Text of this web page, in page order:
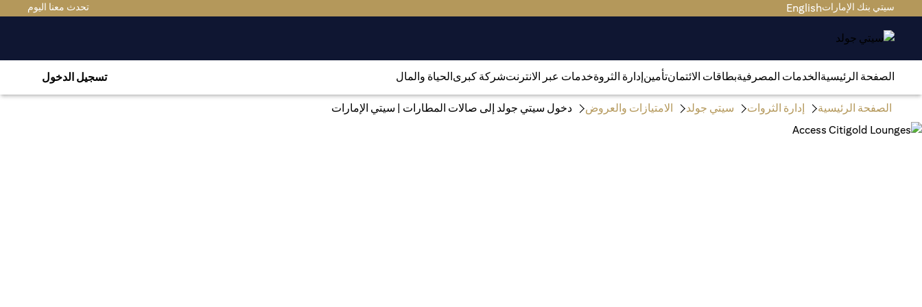
سيتي بنك الإماراتEnglish تحدث معنا اليوم
الصفحة الرئيسيةالخدمات المصرفيةبطاقات الائتمانتأمينإدارة الثروةخدمات عبر الانترنتشركة كبرىالحياة والمال تسجيل الدخول
الصفحة الرئيسية إدارة الثروات سيتي جولد الامتيازات والعروض دخول سيتي جولد إلى صالات المطارات | سيتي الإمارات